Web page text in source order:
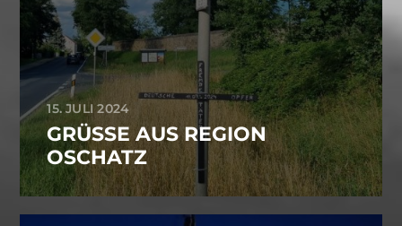
15. JULI 2024
GRÜSSE AUS REGION O
SCHATZ